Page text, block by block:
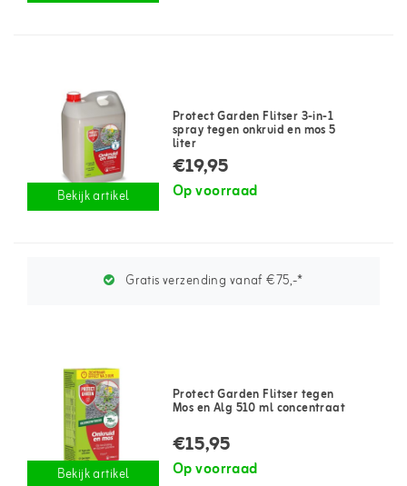
Bekijk artikel
Protect Garden Flitser 3-in-1
spray tegen onkruid en mos 5
liter
€19,95
Op voorraad
Gratis verzending vanaf €75,-*
Bekijk artikel
Protect Garden Flitser tegen
Mos en Alg 510 ml concentraat
€15,95
Op voorraad